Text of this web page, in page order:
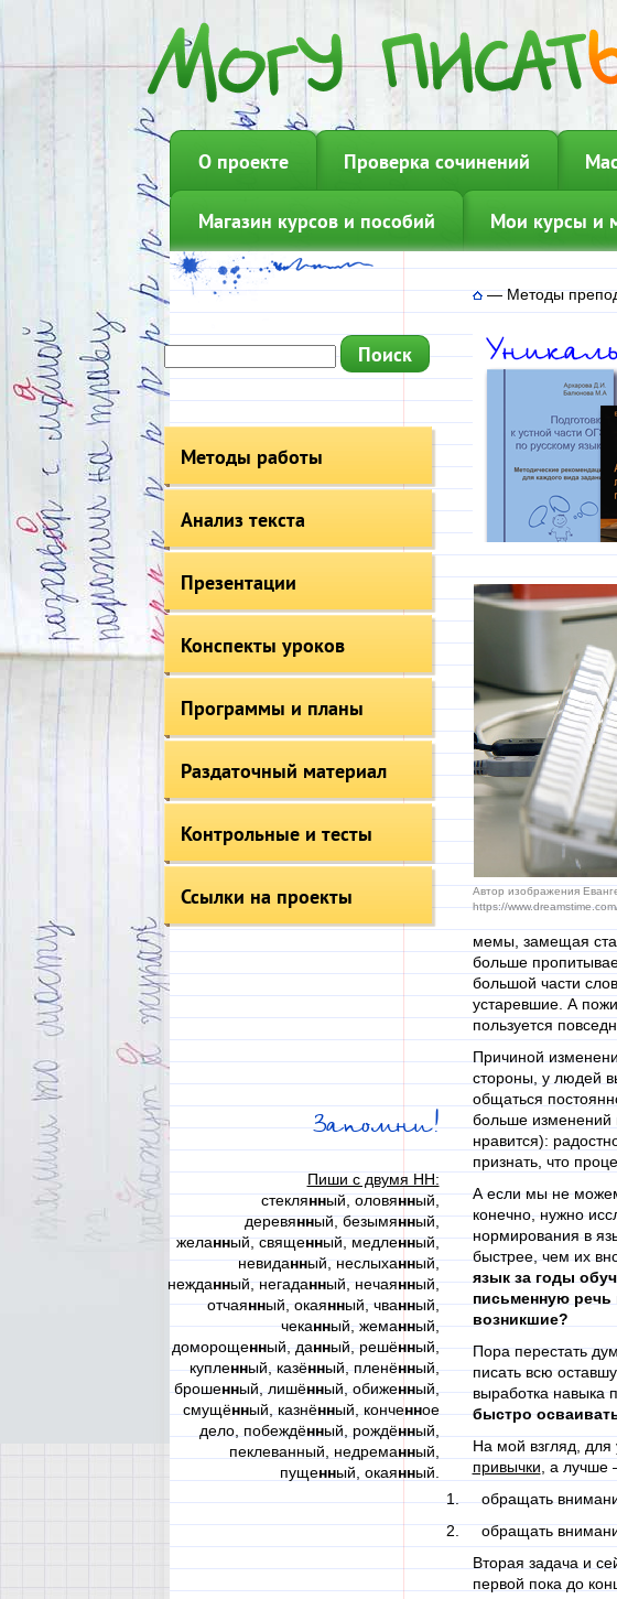
О проекте Проверка сочинений
Магазин курсов и пособий Мои курсы и
Методы работы
Анализ текста
Презентации
Конспекты уроков
Программы и планы
Раздаточный материал
Контрольные и тесты
Ссылки на проекты
Запомни!
Пиши с двумя НН:
стеклянный, оловянный,
деревянный, безымянный,
желанный, священный, медленный,
невиданный, неслыханный,
нежданный, негаданный, нечаянный,
отчаянный, окаянный, чванный,
чеканный, жеманный,
доморощенный, данный, решённый,
купленный, казённый, пленённый,
брошенный, лишённый, обиженный,
смущённый, казнённый, конченное
дело, побеждённый, рождённый,
пеклеванный, недреманный,
пущенный, окаянный.
—Методы
Автор изображения
https://
мемы, замещая
больше
большой части
устаревшие. А
пользуется
Причиной
стороны, у людей
общаться
больше изменений
нравится):
признать, что
А если мы не
конечно, нужно
нормирования в
быстрее, чем их
язык за годы
письменную речь
возникшие?
Пора перестать
писать всю
выработка навыка
быстро
На мой взгляд,
привычки , а лучше
1. обращать внимание
2. обращать
Вторая задача и
первой пока до